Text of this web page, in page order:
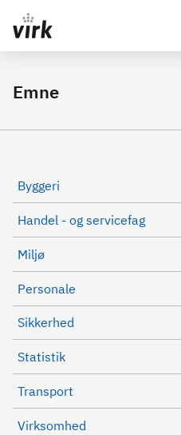
Gå direkte til indhold
Emne
Byggeri
Handel - og servicefag
Miljø
Personale
Sikkerhed
Statistik
Transport
Virksomhed